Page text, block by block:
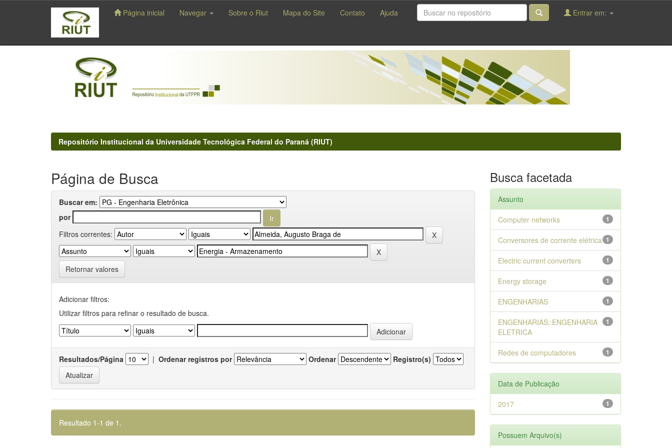
navigation
Página inicial Navegar Sobre o Riut Mapa do Site Contato Ajuda Entrar em:
Repositório Institucional da Universidade Tecnológica Federal do Paraná (RIUT)
Página de Busca
Buscar em:
por
Filtros correntes:
Retornar valores
Adicionar filtros:
Utilizar filtros para refinar o resultado de busca.
Resultados/Página | Ordenar registros por Ordenar Registro(s)
Resultado 1-1 de 1.
Busca facetada
Assunto
1
Computer networks
1
Conversores de corrente elétrica
1
Electric current converters
1
Energy storage
1
ENGENHARIAS
1
ENGENHARIAS::ENGENHARIA
ELETRICA
1
Redes de computadores
Data de Publicação
1
2017
Possuem Arquivo(s)